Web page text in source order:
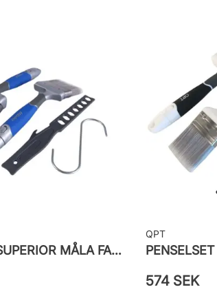
PENSELSET, SUPERIOR MÅLA FASAD
QPT
574 SEK